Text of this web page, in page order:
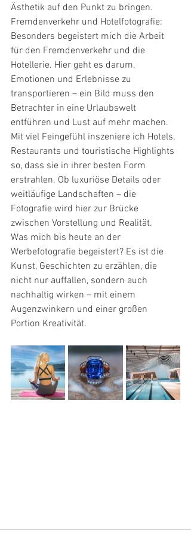
Ästhetik auf den Punkt zu bringen.
Fremdenverkehr und Hotelfotografie:
Besonders begeistert mich die Arbeit
für den Fremdenverkehr und die
Hotellerie. Hier geht es darum,
Emotionen und Erlebnisse zu
transportieren – ein Bild muss den
Betrachter in eine Urlaubswelt
entführen und Lust auf mehr machen.
Mit viel Feingefühl inszeniere ich Hotels,
Restaurants und touristische Highlights
so, dass sie in ihrer besten Form
erstrahlen. Ob luxuriöse Details oder
weitläufige Landschaften – die
Fotografie wird hier zur Brücke
zwischen Vorstellung und Realität.
Was mich bis heute an der
Werbefotografie begeistert? Es ist die
Kunst, Geschichten zu erzählen, die
nicht nur auffallen, sondern auch
nachhaltig wirken – mit einem
Augenzwinkern und einer großen
Portion Kreativität.